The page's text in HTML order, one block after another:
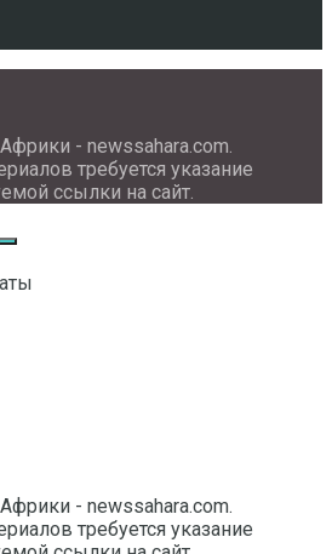
- newssahara.com.
требуется указание
ссылки на сайт.
- newssahara.com.
требуется указание